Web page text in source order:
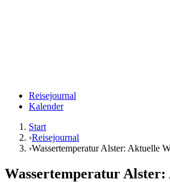
Reisejournal
Kalender
Start
›Reisejournal
›Wassertemperatur Alster: Aktuelle
Wassertemperatur